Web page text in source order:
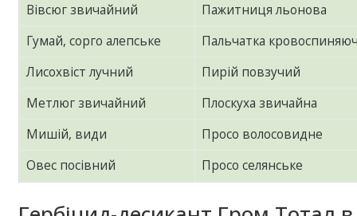
Вівсюг звичайний
Пажитниця льонова
Гумай, сорго алепське
Пальчатка
Лисохвіст лучний
Пирій повзучий
Метлюг звичайний
Плоскуха звичайна
Мишій, види
Просо волосовидне
Овес посівний
Просо селянське